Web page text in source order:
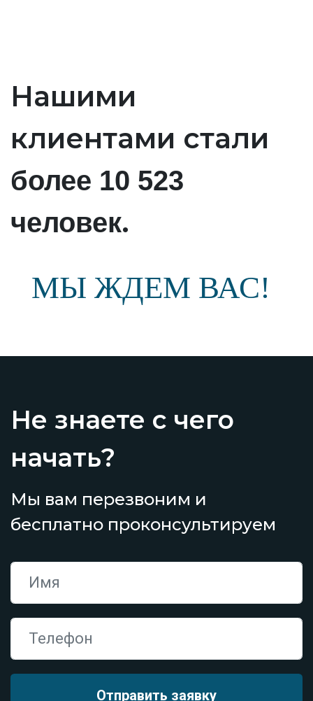
Нашими
клиентами стали
более 10 523
человек.
МЫ ЖДЕМ ВАС!
Не знаете с чего
начать?
Мы вам перезвоним и
бесплатно проконсультируем